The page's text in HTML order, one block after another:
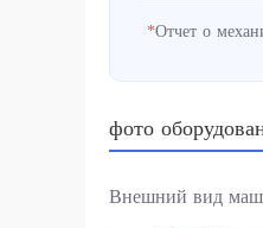
*Отчет о
фото
Внешний вид